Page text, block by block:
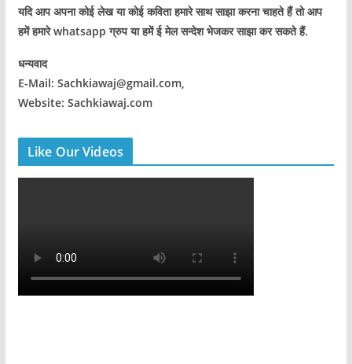
यदि आप अपना कोई लेख या कोई कविता हमारे साथ साझा करना चाहते हैं तो आप
हमें हमारे whatsapp ग्रुप या हमें ई मेल सन्देश भेजकर साझा कर सकते हैं.
धन्यवाद
E-Mail: Sachkiawaj@gmail.com,
Website: Sachkiawaj.com
Like Our Videos